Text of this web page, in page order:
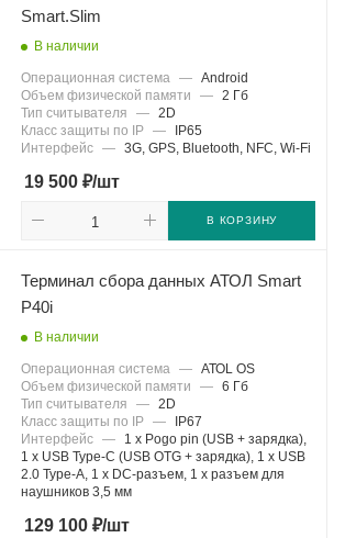
Smart.Slim
В наличии
Операционная система — Android
Объем физической памяти
— 2 Гб
Тип считывателя
— 2D
Класс защиты по IP —
IP65
Интерфейс — 3G, GPS, Bluetooth, NFC, Wi-Fi
19 500 ₽/шт
В КОРЗИНУ
Терминал сбора данных АТОЛ Smart
P40i
В наличии
Операционная система — АТОL OS
Объем физической памяти
— 6 Гб
Тип считывателя
— 2D
Класс защиты по IP —
IP67
Интерфейс —
1 х Pogo pin (USB + зарядка),
1 х USB Type-C (USB OTG + зарядка), 1 х USB
2.0 Type-A, 1 х DC-разъем, 1 х разъем для
наушников 3,5 мм
129 100 ₽/шт